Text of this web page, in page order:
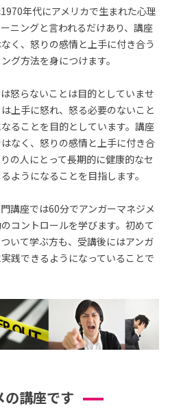
年代にアメリカで生まれた心理
ニングと言われるだけあり、講座
く、怒りの感情と上手に付き合う
グ方法を身につけます。
怒らないことは目的としていませ
上手に怒れ、怒る必要のないこと
ることを目的としています。講座
なく、怒りの感情と上手に付き合
の人にとって長期的に健康的なセ
ようになることを目指します。
講座では60分でアンガーマネジメ
コントロールを学びます。初めて
いて学ぶ方も、受講後にはアンガ
践できるようになっていることで
の講座です